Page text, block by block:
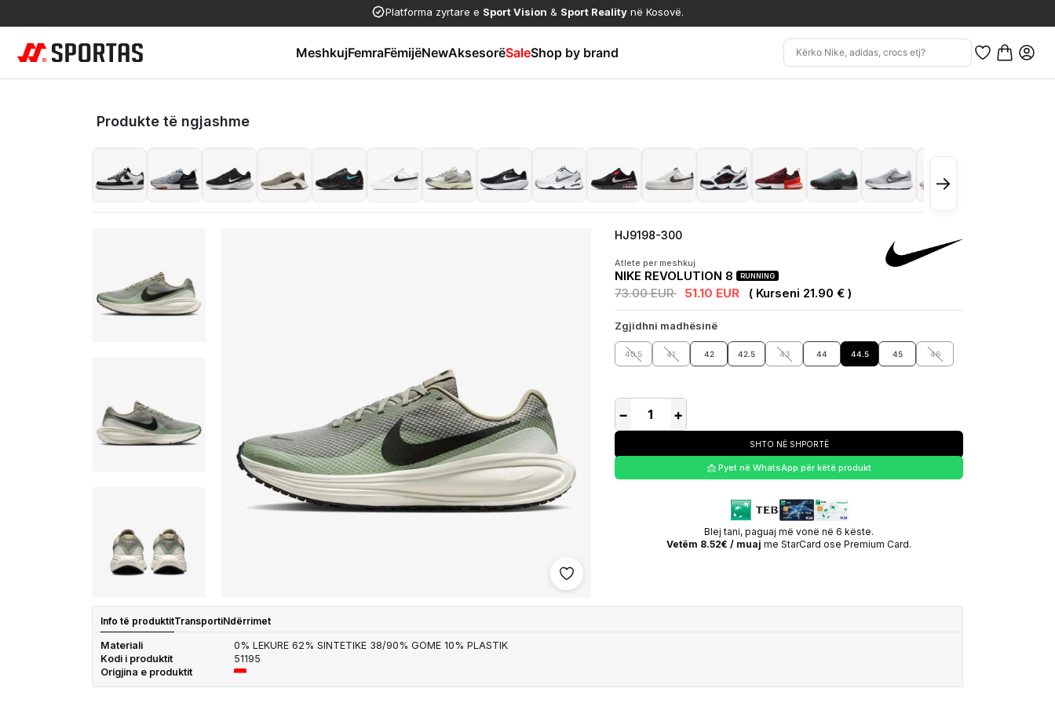
Platforma zyrtare e Sport Vision & Sport Reality në Kosovë.
MeshkujFemraFëmijëNewAksesorëSaleShop by brand
Produkte të ngjashme
→
Shto në wishlist
HJ9198-300
Atlete per meshkuj
NIKE REVOLUTION 8 RUNNING
73.00 EUR 51.10 EUR ( Kurseni 21.90 € )
Zgjidhni madhësinë
40.5 41 42 42.5 43 44 44.5 45 46
− +
SHTO NË SHPORTË
📩 Pyet në WhatsApp për këtë produkt
Blej tani, paguaj më vonë në 6 këste.
Vetëm 8.52€ / muaj me StarCard ose Premium Card.
Info të produktitTransportiNdërrimet
Materiali
0% LEKURE 62% SINTETIKE 38/90% GOME 10% PLASTIK
Kodi i produktit
51195
Origjina e produktit